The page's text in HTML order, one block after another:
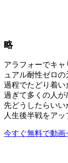
略
アラフォーでキ
ュアル耐性ゼロ
過程でたどり着い
過ぎて多くの人
先どうしたらいい
人生後半戦をアッ
今すぐ無料で動